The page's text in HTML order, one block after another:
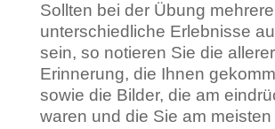
Sollten bei der Übung mehrere
unterschiedliche Erlebnisse
sein, so notieren Sie die
Erinnerung, die Ihnen
sowie die Bilder, die am
waren und die Sie am